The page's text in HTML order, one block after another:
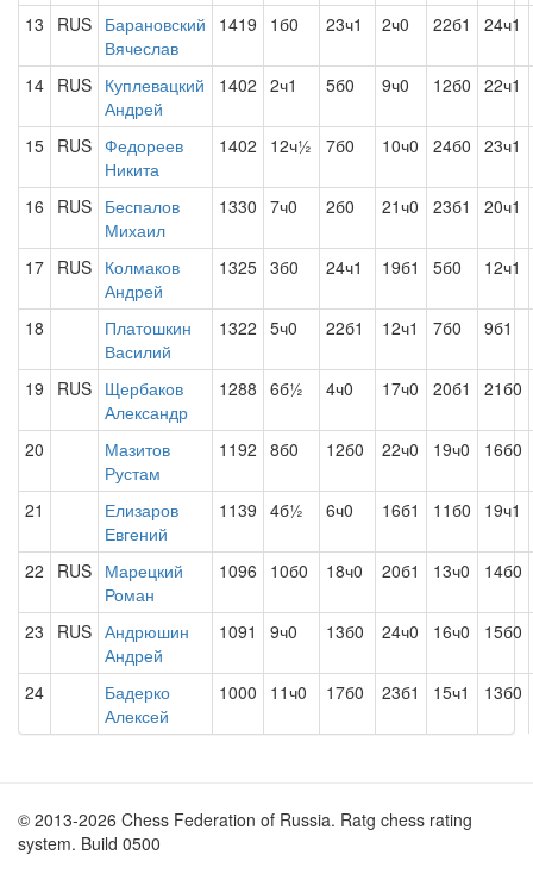
13 RUS Барановский
Вячеслав
1419 1б0 23ч1 2ч0 22б1 24ч1
14 RUS Куплевацкий
Андрей
1402 2ч1 5б0 9ч0 12б0 22ч1
15 RUS Федореев
Никита
1402 12ч½ 7б0 10ч0 24б0 23ч1
16 RUS Беспалов
Михаил
1330 7ч0 2б0 21ч0 23б1 20ч1
17 RUS Колмаков
Андрей
1325 3б0 24ч1 19б1 5б0 12ч1
18
Платошкин
Василий
1322 5ч0 22б1 12ч1 7б0 9б1
19 RUS Щербаков
Александр
1288 6б½ 4ч0 17ч0 20б1 21б0
20
Мазитов
Рустам
1192 8б0 12б0 22ч0 19ч0 16б0
21
Елизаров
Евгений
1139 4б½ 6ч0 16б1 11б0 19ч1
22 RUS Марецкий
Роман
1096 10б0 18ч0 20б1 13ч0 14б0
23 RUS Андрюшин
Андрей
1091 9ч0 13б0 24ч0 16ч0 15б0
24
Бадерко
Алексей
1000 11ч0 17б0 23б1 15ч1 13б0
© 2013-2026 Chess Federation of Russia. Ratg chess rating
system. Build 0500